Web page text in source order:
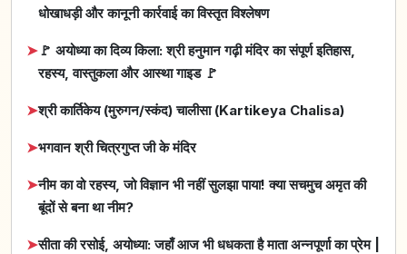
धोखाधड़ी और कानूनी कार्रवाई का विस्तृत विश्लेषण
➤🚩 अयोध्या का दिव्य किला: श्री हनुमान गढ़ी मंदिर का संपूर्ण इतिहास,
रहस्य, वास्तुकला और आस्था गाइड 🚩
➤श्री कार्तिकेय (मुरुगन/स्कंद) चालीसा (Kartikeya Chalisa)
➤भगवान श्री चित्रगुप्त जी के मंदिर
➤नीम का वो रहस्य, जो विज्ञान भी नहीं सुलझा पाया! क्या सचमुच अमृत की
बूंदों से बना था नीम?
➤सीता की रसोई, अयोध्या: जहाँ आज भी धधकता है माता अन्नपूर्णा का प्रेम |